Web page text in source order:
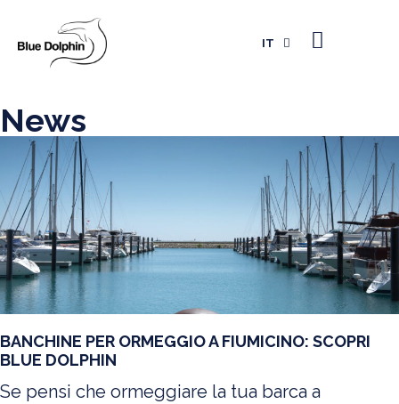
IT
ES
News
BANCHINE PER ORMEGGIO A FIUMICINO: SCOPRI
BLUE DOLPHIN
Se pensi che ormeggiare la tua barca a